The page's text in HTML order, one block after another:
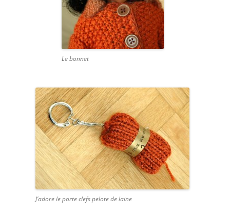
Le bonnet
J’adore le porte clefs pelote de laine